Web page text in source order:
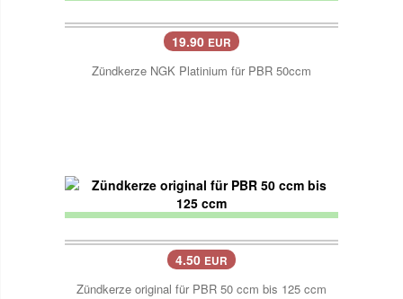
19.90 EUR
Zündkerze NGK Platinium für PBR 50ccm
4.50 EUR
Zündkerze original für PBR 50 ccm bis 125 ccm